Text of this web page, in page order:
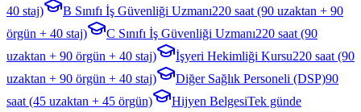
40 staj)
B Sınıfı İş Güvenliği Uzmanı220 saat (90 uzaktan + 90
örgün + 40 staj)
C Sınıfı İş Güvenliği Uzmanı220 saat (90
uzaktan + 90 örgün + 40 staj)
İşyeri Hekimliği Kursu220 saat (90
uzaktan + 90 örgün + 40 staj)
Diğer Sağlık Personeli (DSP)90
saat (45 uzaktan + 45 örgün)
Hijyen BelgesiTek günde